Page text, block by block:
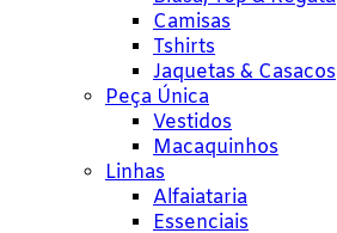
Camisas
Tshirts
Jaquetas & Casacos
Peça Única
Vestidos
Macaquinhos
Linhas
Alfaiataria
Essenciais